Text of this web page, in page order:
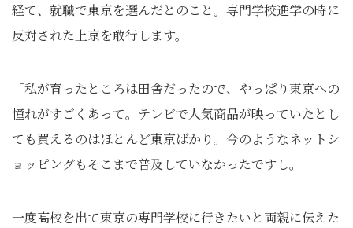
経て、就職で東京を選んだとのこと。専門学校進学の時に
反対された上京を敢行します。
「私が育ったところは田舎だったので、やっぱり東京への
憧れがすごくあって。テレビで人気商品が映っていたとし
ても買えるのはほとんど東京ばかり。今のようなネットシ
ョッピングもそこまで普及していなかったですし。
一度高校を出て東京の専門学校に行きたいと両親に伝えた